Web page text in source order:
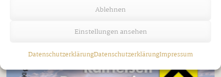
Ablehnen
Einstellungen ansehen
DatenschutzerklärungDatenschutzerklärungImpressum